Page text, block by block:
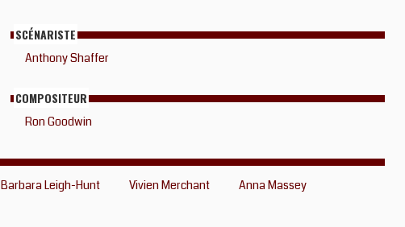
SCÉNARISTE
Anthony Shaffer
COMPOSITEUR
Ron Goodwin
Barbara Leigh-Hunt Vivien Merchant
Anna Massey